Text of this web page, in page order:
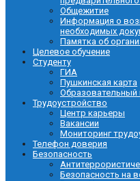
Общежитие
Информация о
необходимых
Памятка об
Целевое обучение
Студенту
ГИА
Пушкинская карта
Образовательный
Трудоустройство
Центр карьеры
Вакансии
Мониторинг
Телефон доверия
Безопасность
Безопасность на